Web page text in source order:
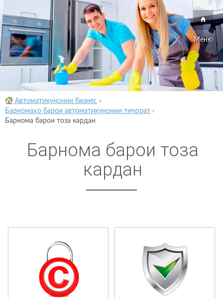
Меню
Автоматикунонии бизнес ›
Барномаҳо барои автоматикунонии тиҷорат ›
Барнома барои тоза кардан
Барнома барои тоза
кардан